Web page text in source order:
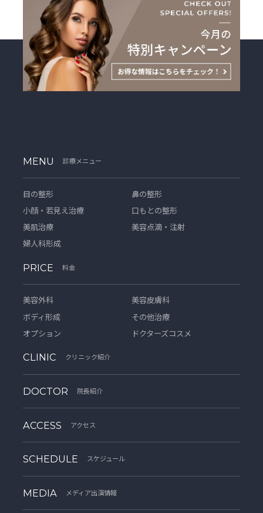
MENU 診療メニュー
目の整形
鼻の整形
小顔・若見え治療
口もとの整形
美肌治療
美容点滴・注射
婦人科形成
PRICE 料金
美容外科
美容皮膚科
ボディ形成
その他治療
オプション
ドクターズコスメ
CLINIC クリニック紹介
DOCTOR 院長紹介
ACCESS アクセス
SCHEDULE スケジュール
MEDIA メディア出演情報